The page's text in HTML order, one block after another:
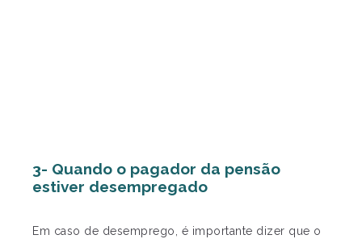
3- Quando o pagador da pensão
estiver desempregado
Em caso de desemprego, é importante dizer que o